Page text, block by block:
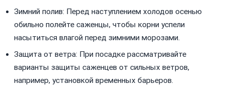
Зимний полив: Перед наступлением холодов осенью
обильно полейте саженцы, чтобы корни успели
насытиться влагой перед зимними морозами.
Защита от ветра: При посадке рассматривайте
варианты защиты саженцев от сильных ветров,
например, установкой временных барьеров.